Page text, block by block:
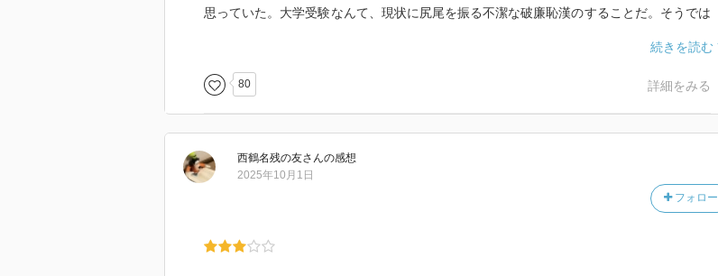
思っていた。大学受験なんて、現状に尻尾を振る不潔な破廉恥漢のすることだ。そうでは
道だ。そうじていた。今から思うと、貴重でありがたいボナエ・リテラエの時間だった。
私にも同じ時期があったから良く分かる。もっとも、私は本も読まなかったし、知識その
くて仕方なくなった。だが、結局、大学で違う楽しみを見つけて読書生活にも入らなかっ
た。
人は笛を吹く楽しみを知っていなければならないが、あまり上手になりすぎてはいけな
80 詳細をみる
西鶴名残の友さんの感想
フォロー
2025年10月1日